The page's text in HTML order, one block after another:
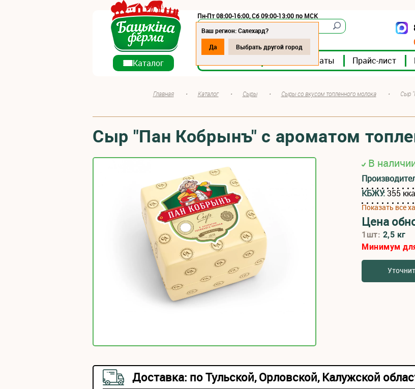
Пн-Пт 08:00-16:00, Сб 09:00-13:00 по МСК
Мясокомбинаты Прайс-лист
Ваш регион: Салехард?
Да
Выбрать другой город
Каталог
Главная • Каталог • Сыры • Сыры со вкусом топленного молока • Сыр
Сыр "Пан Кобрынъ" с ароматом
В
КБЖУ:355
Показать все
Цена
1шт: 2,5 кг
Минимум
Доставка: по Тульской, Орловской, Калужской